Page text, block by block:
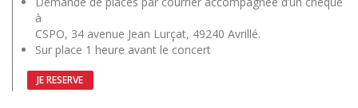
à
CSPO, 34 avenue Jean Lurçat, 49240 Avrillé.
Sur place 1 heure avant le concert
JE RESERVE